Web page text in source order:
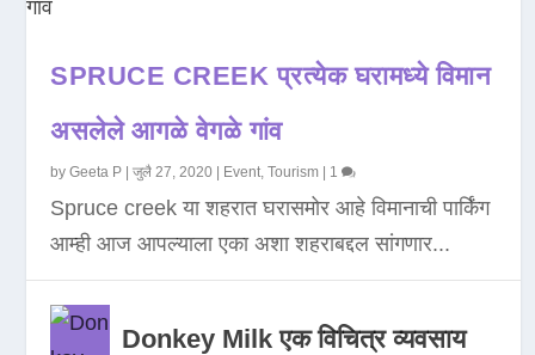
SPRUCE CREEK प्रत्येक घरामध्ये विमान
असलेले आगळे वेगळे गांव
byGeeta P |जुलै 27, 2020 Event,Tourism 1
Spruce creek या शहरात घरासमोर आहे विमानाची पार्किंग
आम्ही आज आपल्याला एका अशा शहराबद्दल सांगणार...
Donkey Milk एक विचित्र व्यवसाय